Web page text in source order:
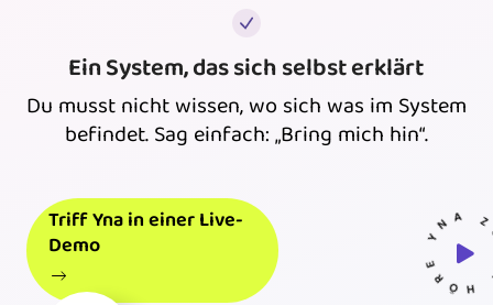
Ein System, das sich selbst erklärt
Du musst nicht wissen, wo sich was im System
befindet. Sag einfach: „Bring mich hin“.
Triff Yna in einer Live-
Demo
- HÖRE